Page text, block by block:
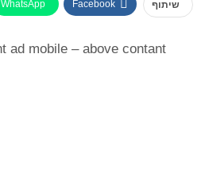
שיתוף Facebook
WhatsApp